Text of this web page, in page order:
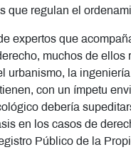
que regulan el
expertos que
muchos de ellos
urbanismo, la
con un ímpetu
debería
en los casos de
Público de la